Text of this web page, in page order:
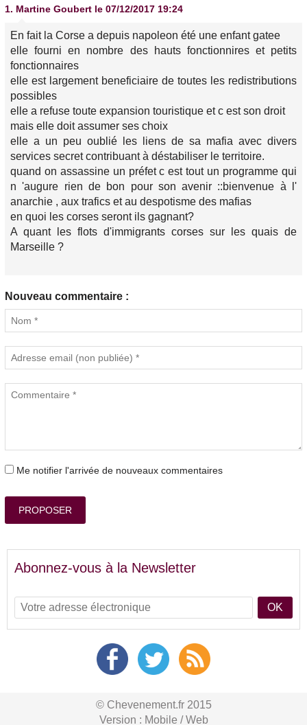
1. Martine Goubert le 07/12/2017 19:24
En fait la Corse a depuis napoleon été une enfant gatee
elle fourni en nombre des hauts fonctionnires et petits
fonctionnaires
elle est largement beneficiaire de toutes les redistributions
possibles
elle a refuse toute expansion touristique et c est son droit
mais elle doit assumer ses choix
elle a un peu oublié les liens de sa mafia avec divers
services secret contribuant à déstabiliser le territoire.
quand on assassine un préfet c est tout un programme qui
n 'augure rien de bon pour son avenir ::bienvenue à l'
anarchie , aux trafics et au despotisme des mafias
en quoi les corses seront ils gagnant?
A quant les flots d'immigrants corses sur les quais de
Marseille ?
Nouveau commentaire :
Me notifier l'arrivée de nouveaux commentaires
PROPOSER
Abonnez-vous à la Newsletter
OK
© Chevenement.fr 2015
Version : Mobile /Web